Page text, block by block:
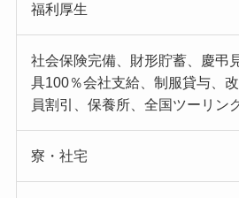
福利厚生
社会保険完備、財形貯蓄、慶弔
具100％会社支給、制服貸与、
員割引、保養所、全国ツーリン
寮・社宅